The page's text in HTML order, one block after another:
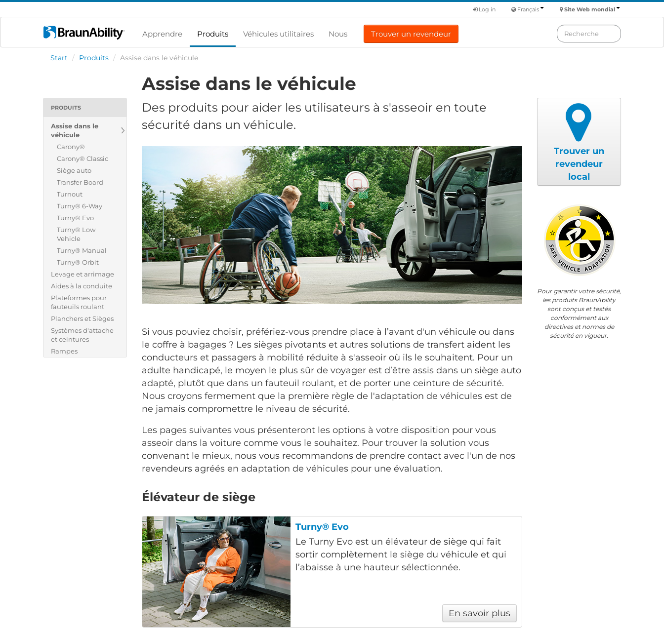
Site Web mondial
Français
Log in
Apprendre Produits Véhicules utilitaires Nous Trouver un revendeur
Start / Produits / Assise dans le véhicule
PRODUITS
Assise dans le
véhicule
Carony®
Carony® Classic
Siège auto
Transfer Board
Turnout
Turny® 6-Way
Turny® Evo
Turny® Low
Vehicle
Turny® Manual
Turny® Orbit
Levage et arrimage
Aides à la conduite
Plateformes pour
fauteuils roulant
Planchers et Sièges
Systèmes d'attache
et ceintures
Rampes
Assise dans le véhicule
Des produits pour aider les utilisateurs à s'asseoir en toute
sécurité dans un véhicule.
Si vous pouviez choisir, préfériez-vous prendre place à l’avant d'un véhicule ou dans
le coffre à bagages ? Les sièges pivotants et autres solutions de transfert aident les
conducteurs et passagers à mobilité réduite à s'asseoir où ils le souhaitent. Pour un
adulte handicapé, le moyen le plus sûr de voyager est d’être assis dans un siège auto
adapté, plutôt que dans un fauteuil roulant, et de porter une ceinture de sécurité.
Nous croyons fermement que la première règle de l'adaptation de véhicules est de
ne jamais compromettre le niveau de sécurité.
Les pages suivantes vous présenteront les options à votre disposition pour vous
asseoir dans la voiture comme vous le souhaitez. Pour trouver la solution vous
convenant le mieux, nous vous recommandons de prendre contact avec l'un de nos
revendeurs agréés en adaptation de véhicules pour une évaluation.
Élévateur de siège
Turny® Evo
Le Turny Evo est un élévateur de siège qui fait
sortir complètement le siège du véhicule et qui
l’abaisse à une hauteur sélectionnée.
En savoir plus
Trouver un
revendeur
local
Pour garantir votre sécurité,
les produits BraunAbility
sont conçus et testés
conformément aux
directives et normes de
sécurité en vigueur.